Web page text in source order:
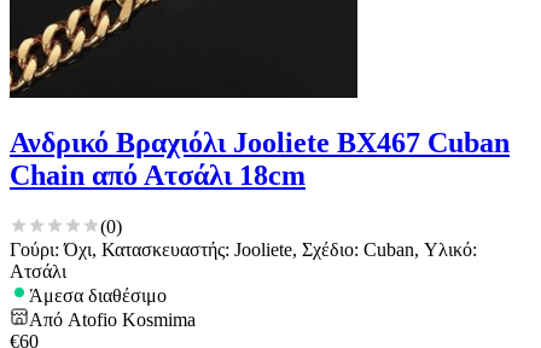
Ανδρικό Βραχιόλι Jooliete BX467 Cuban
Chain από Ατσάλι 18cm
(0)
Γούρι: Όχι, Κατασκευαστής: Jooliete, Σχέδιο: Cuban, Υλικό:
Ατσάλι
Άμεσα διαθέσιμο
Από Atofio Kosmima
€60